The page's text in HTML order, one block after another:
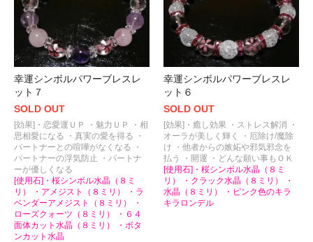
幸運シンボルパワーブレスレ
ット７
SOLD OUT
[効果]・恋愛運ＵＰ ・魅力ＵＰ ・相
思相愛になる ・真実の愛を得る ・
パートナーとの喧嘩がなくなる ・
パートナーの浮気防止 ・パートナ
ーが優しくなる
[使用石]・桜シンボル水晶（８ミ
リ） ・アメジスト（８ミリ） ・ラ
ベンダーアメジスト（８ミリ） ・
ローズクォーツ（８ミリ） ・６４
面体カット水晶（８ミリ） ・ボタ
ンカット水晶
幸運シンボルパワーブレスレ
ット６
SOLD OUT
[効果]・癒し効果 ・ストレス解消 ・
オーラが美しく輝く ・厄除け/魔除
け ・他者からの嫉妬や邪気邪念を
払う ・開運 ・どんな願い事もＯＫ
[使用石]・桜シンボル水晶（８ミ
リ） ・クラック水晶（８ミリ） ・
水晶（８ミリ） ・ピンク色のキラ
キラロンデル